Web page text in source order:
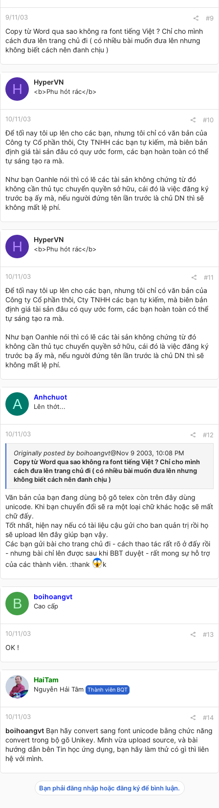
9/11/03 #9
Copy từ Word qua sao không ra font tiếng Việt ? Chỉ cho mình
cách đưa lên trang chủ đi ( có nhiều bài muốn đưa lên nhưng
không biết cách nên đanh chịu )
H HyperVN
<b>Phu hót rác</b>
10/11/03 #10
Để tối nay tôi up lên cho các bạn, nhưng tôi chỉ có văn bản của
Công ty Cổ phần thôi, Cty TNHH các bạn tự kiếm, mà biên bản
định giá tài sản đâu có quy ước form, các bạn hoàn toàn có thể
tự sáng tạo ra mà.
Như bạn Oanhle nói thì có lẽ các tài sản không chứng từ đó
không cần thủ tục chuyển quyền sở hữu, cái đó là việc đăng ký
trước bạ ấy mà, nếu người đứng tên lần trước là chủ DN thì sẽ
không mất lệ phí.
H HyperVN
<b>Phu hót rác</b>
10/11/03 #11
Để tối nay tôi up lên cho các bạn, nhưng tôi chỉ có văn bản của
Công ty Cổ phần thôi, Cty TNHH các bạn tự kiếm, mà biên bản
định giá tài sản đâu có quy ước form, các bạn hoàn toàn có thể
tự sáng tạo ra mà.
Như bạn Oanhle nói thì có lẽ các tài sản không chứng từ đó
không cần thủ tục chuyển quyền sở hữu, cái đó là việc đăng ký
trước bạ ấy mà, nếu người đứng tên lần trước là chủ DN thì sẽ
không mất lệ phí.
A Anhchuot
Lên thớt...
10/11/03 #12
Originally posted by boihoangvt@Nov 9 2003, 10:08 PM
Copy từ Word qua sao không ra font tiếng Việt ? Chỉ cho mình
cách đưa lên trang chủ đi ( có nhiều bài muốn đưa lên nhưng
không biết cách nên đanh chịu )
Văn bản của bạn đang dùng bộ gõ telex còn trên đây dùng
unicode. Khi bạn chuyển đổi sẽ ra một loại chữ khác hoặc sẽ mất
chữ đấy.
Tốt nhất, hiện nay nếu có tài liệu cậu gửi cho ban quản trị rồi họ
sẽ upload lên đây giúp bạn vậy.
Các bạn gửi bài cho trang chủ đi - cách thao tác rất rõ ở đấy rồi
- nhưng bài chỉ lên được sau khi BBT duyệt - rất mong sự hỗ trợ
của các thành viên. :thank
k
B boihoangvt
Cao cấp
10/11/03 #13
OK !
HaiTam
Nguyễn Hải Tâm Thành viên BQT
10/11/03 #14
boihoangvt Bạn hãy convert sang font unicode bằng chức năng
convert trong bộ gõ Unikey. Mình vừa upload source, và bài
hướng dẫn bên Tin học ứng dụng, bạn hãy làm thử có gì thì liên
hệ với mình.
Bạn phải đăng nhập hoặc đăng ký để bình luận.